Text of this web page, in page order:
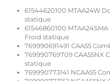
61544620100 MTAA24W
statique
61546860100
Froid statique
769990691491 CAA55
769990769709 CAA55NX
statique
769990773141 NCAA55